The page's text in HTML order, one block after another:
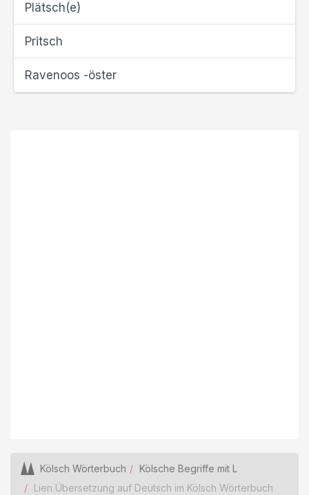
Plätsch(e)
Pritsch
Ravenoos -öster
Kölsch Wörterbuch
Kölsche Begriffe mit L
Lien Übersetzung auf Deutsch im Kölsch Wörterbuch